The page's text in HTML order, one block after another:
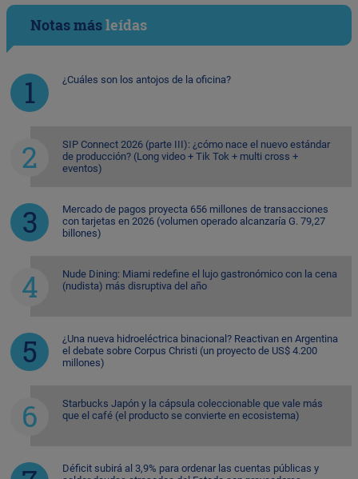
Notas másleídas
¿Cuáles son los antojos de la oficina?
SIP Connect 2026 (parte III): ¿cómo nace el nuevo estándar
de producción? (Long video + Tik Tok + multi cross +
eventos)
Mercado de pagos proyecta 656 millones de transacciones
con tarjetas en 2026 (volumen operado alcanzaría G. 79,27
billones)
Nude Dining: Miami redefine el lujo gastronómico con la cena
(nudista) más disruptiva del año
¿Una nueva hidroeléctrica binacional? Reactivan en Argentina
el debate sobre Corpus Christi (un proyecto de US$ 4.200
millones)
Starbucks Japón y la cápsula coleccionable que vale más
que el café (el producto se convierte en ecosistema)
Déficit subirá al 3,9% para ordenar las cuentas públicas y